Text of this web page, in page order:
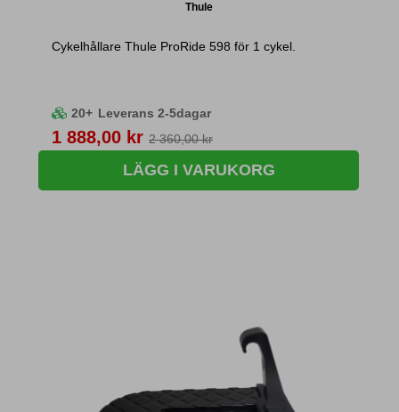
Thule
Cykelhållare Thule ProRide 598 för 1 cykel.
20+ Leverans 2-5dagar
Pris
1 888,00 kr 2 360,00 kr
LÄGG I VARUKORG